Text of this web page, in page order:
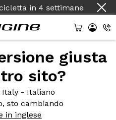
in 4 settimane
giusta
sito?
Italy - Italiano
sto cambiando
in inglese